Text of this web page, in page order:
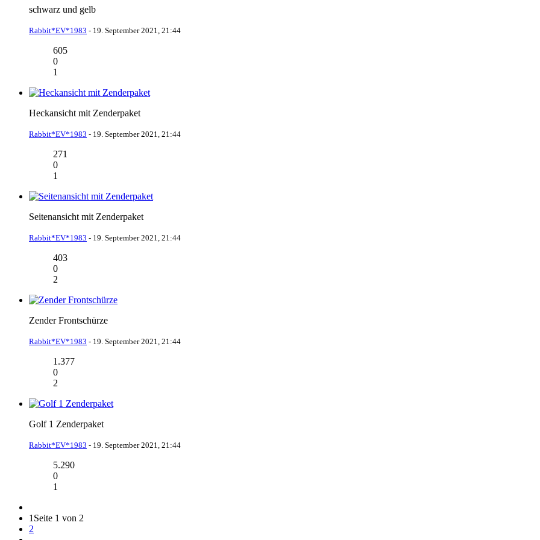
schwarz und gelb
Rabbit*EV*1983 - 19. September 2021, 21:44
605
0
1
Heckansicht mit Zenderpaket
Rabbit*EV*1983 - 19. September 2021, 21:44
271
0
1
Seitenansicht mit Zenderpaket
Rabbit*EV*1983 - 19. September 2021, 21:44
403
0
2
Zender Frontschürze
Rabbit*EV*1983 - 19. September 2021, 21:44
1.377
0
2
Golf 1 Zenderpaket
Rabbit*EV*1983 - 19. September 2021, 21:44
5.290
0
1
1 Seite 1 von 2
2